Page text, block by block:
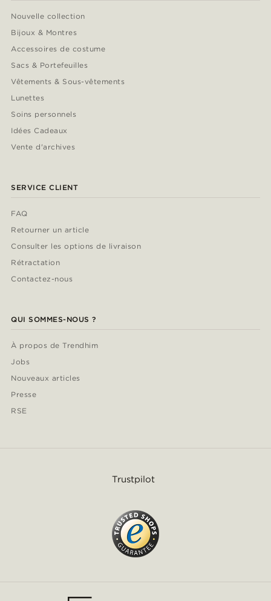
Nouvelle collection
Bijoux & Montres
Accessoires de costume
Sacs & Portefeuilles
Vêtements & Sous-vêtements
Lunettes
Soins personnels
Idées Cadeaux
Vente d'archives
SERVICE CLIENT
FAQ
Retourner un article
Consulter les options de livraison
Rétractation
Contactez-nous
QUI SOMMES-NOUS ?
À propos de Trendhim
Jobs
Nouveaux articles
Presse
RSE
Trustpilot